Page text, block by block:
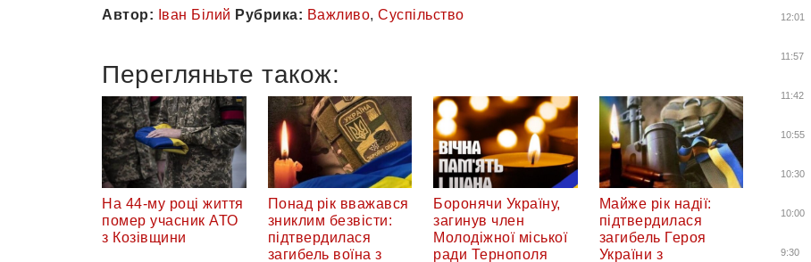
Автор: Іван Білий Рубрика: Важливо, Суспільство
Перегляньте також:
На 44-му році життя
помер учасник АТО
з Козівщини
Понад рік вважався
зниклим безвісти:
підтвердилася
загибель воїна з
Боронячи Україну,
загинув член
Молодіжної міської
ради Тернополя
Майже рік надії:
підтвердилася
загибель Героя
України з
12:01
11:57
11:42
10:55
10:30
10:00
9:30